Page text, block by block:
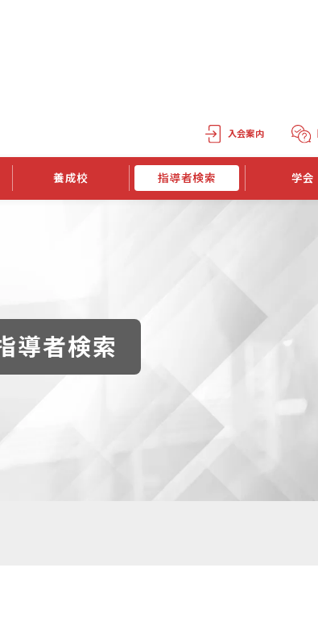
入会案内
の発行物
の更新
養成校 指導者検索
学会
学会誌
導者検索